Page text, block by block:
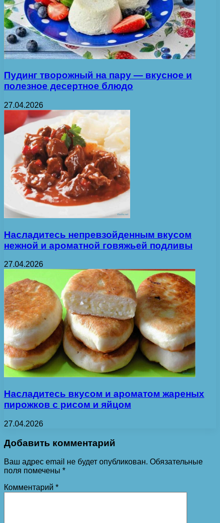
Пудинг творожный на пару — вкусное и
полезное десертное блюдо
27.04.2026
Насладитесь непревзойденным вкусом
нежной и ароматной говяжьей подливы
27.04.2026
Насладитесь вкусом и ароматом жареных
пирожков с рисом и яйцом
27.04.2026
Добавить комментарий
Ваш адрес email не будет опубликован. Обязательные
поля помечены *
Комментарий *